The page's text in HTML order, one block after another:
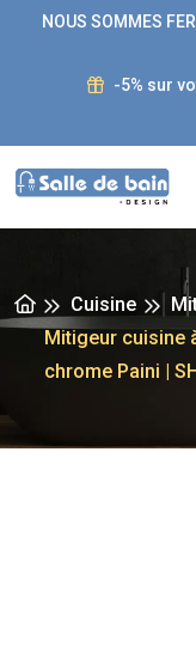
NOUS SOMMES
-5% sur
Cuisine
Mitigeur cuisine
chrome Paini |